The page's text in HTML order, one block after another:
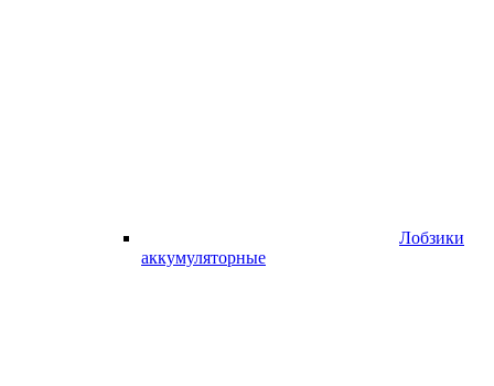
Лобзики
аккумуляторные